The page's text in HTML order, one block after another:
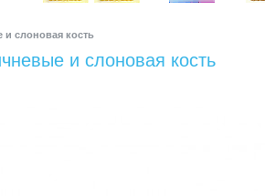
слоновая кость
и слоновая кость